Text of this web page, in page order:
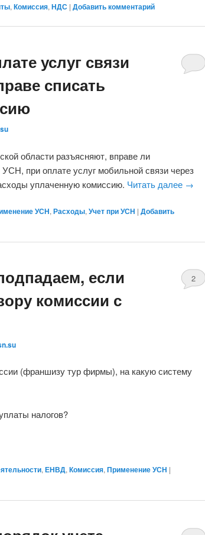
, Комиссия, НДС | Добавить комментарий
услуг связи
списать
области разъясняют, вправе ли
при оплате услуг мобильной связи через
уплаченную комиссию. Читать далее →
УСН, Расходы, Учет при УСН | Добавить
если
комиссии с
2
(франшизу тур фирмы), на какую систему
налогов?
, ЕНВД, Комиссия, Применение УСН |